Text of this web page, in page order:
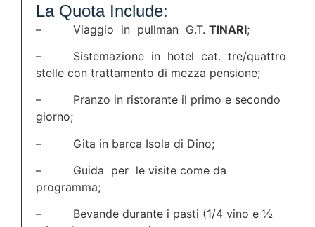
La Quota Include:
– Viaggio in pullman G.T. TINARI;
– Sistemazione in hotel cat. tre/quattro
stelle con trattamento di mezza pensione;
– Pranzo in ristorante il primo e secondo
giorno;
– Gita in barca Isola di Dino;
– Guida per le visite come da
programma;
– Bevande durante i pasti (1/4 vino e ½